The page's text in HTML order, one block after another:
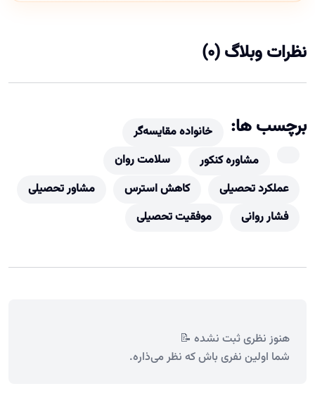
نظرات وبلاگ (0)
برچسب ها:
خانواده مقایسه‌گر
مشاوره کنکور
سلامت روان
عملکرد تحصیلی
کاهش استرس
مشاور تحصیلی
فشار روانی
موفقیت تحصیلی
هنوز نظری ثبت نشده 📝
شما اولین نفری باش که نظر می‌ذاره.